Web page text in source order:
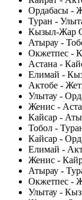
Ордабасы -
Туран -
Кызыл-Жар
Атырау -
Окжетпес -
Астана -
Елимай -
Актобе -
Улытау -
Женис -
Кайсар -
Тобол -
Кайсар -
Елимай -
Женис -
Атырау -
Окжетпес -
Улытау -